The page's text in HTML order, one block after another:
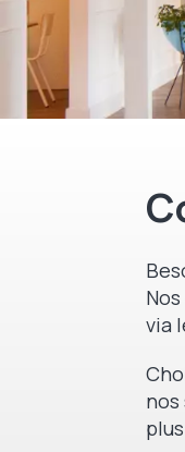
via